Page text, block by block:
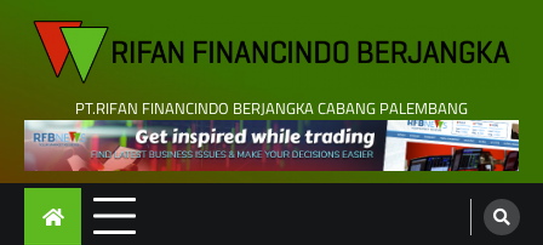
content
PT.RIFAN FINANCINDO BERJANGKA CABANG PALEMBANG